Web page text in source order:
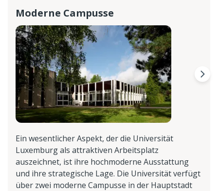
Moderne Campusse
Ein wesentlicher Aspekt, der die Universität
Luxemburg als attraktiven Arbeitsplatz
auszeichnet, ist ihre hochmoderne Ausstattung
und ihre strategische Lage. Die Universität verfügt
über zwei moderne Campusse in der Hauptstadt